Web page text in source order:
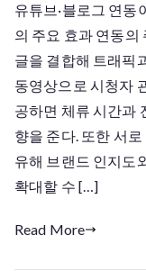
튜
브
블
로
그
동
효
과
유튜브·블로그 연동
의 주요 효과 연동의
글을 결합해 트래픽
동영상으로 시청자
공하면 체류 시간과
향을 준다. 또한 서
유해 브랜드 인지도
확대할 수 […]
Read More